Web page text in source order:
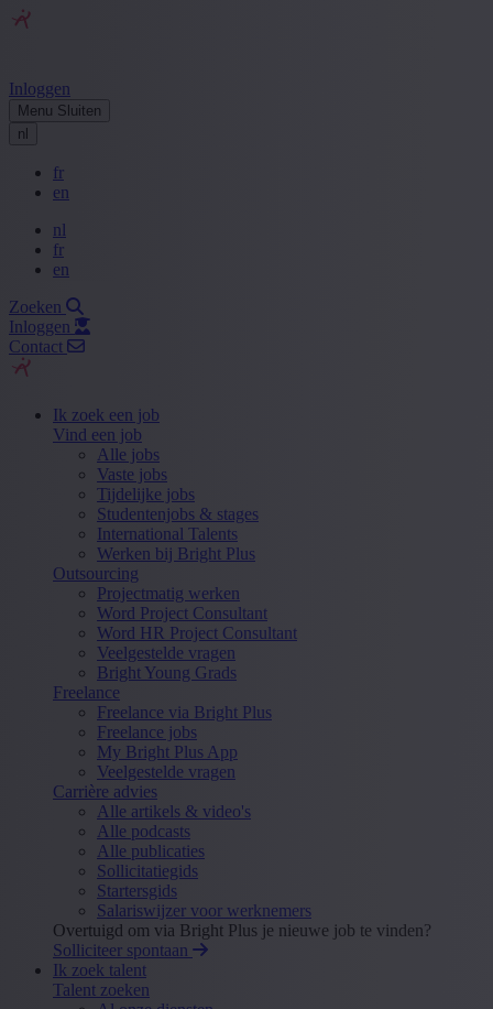
Inloggen
Menu Sluiten
nl
fr
en
nl
fr
en
Zoeken
Inloggen
Contact
Ik zoek een job
Vind een job
Alle jobs
Vaste jobs
Tijdelijke jobs
Studentenjobs & stages
International Talents
Werken bij Bright Plus
Outsourcing
Projectmatig werken
Word Project Consultant
Word HR Project Consultant
Veelgestelde vragen
Bright Young Grads
Freelance
Freelance via Bright Plus
Freelance jobs
My Bright Plus App
Veelgestelde vragen
Carrière advies
Alle artikels & video's
Alle podcasts
Alle publicaties
Sollicitatiegids
Startersgids
Salariswijzer voor werknemers
Overtuigd om via Bright Plus je nieuwe job te vinden?
Solliciteer spontaan
Ik zoek talent
Talent zoeken